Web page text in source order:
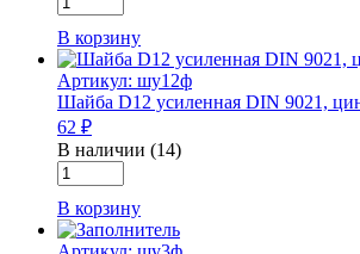
товара
Шайба
D10
усиленная
DIN
9021,
цинк
(10шт)
В корзину
Артикул: шу12ф
Шайба D12 усиленная DIN 9021,
62 ₽
В наличии (14)
Количество
товара
Шайба
D12
В корзину